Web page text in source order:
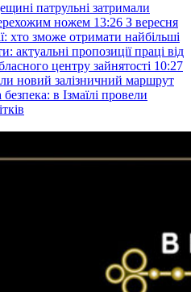
патрульні затримали
ножем 13:26 З вересня
хто зможе отримати найбільші
актуальні пропозиції праці від
центру зайнятості 10:27
новий залізничний маршрут
в Ізмаїлі провели